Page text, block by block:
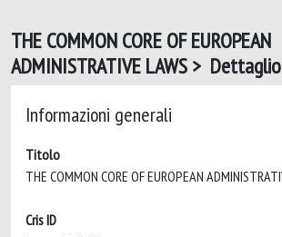
THE COMMON CORE OF EUROPEAN
ADMINISTRATIVE LAWS > Dettaglio
Informazioni generali
Titolo
Cris ID